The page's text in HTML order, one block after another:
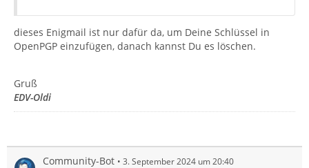
dieses Enigmail ist nur dafür da, um Deine Schlüssel in
OpenPGP einzufügen, danach kannst Du es löschen.
Gruß
EDV-Oldi
Community-Bot 3. September 2024 um 20:40